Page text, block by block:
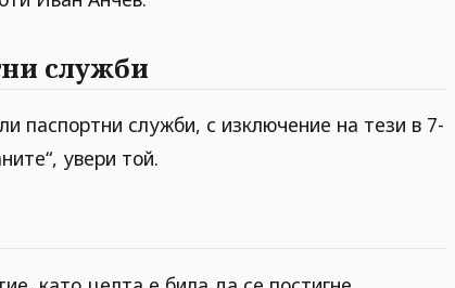
служби
паспортни служби, с изключение на тези в 7-
увери той.